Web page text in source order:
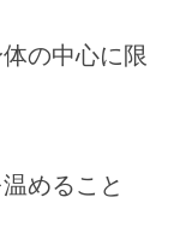
の中心に限
めること